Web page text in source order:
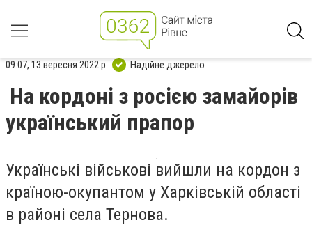
09:07, 13 вересня 2022 р. Надійне джерело
На кордоні з росією замайорів
український прапор
Українські військові вийшли на кордон з
країною-окупантом у Харківській області
в районі села Тернова.